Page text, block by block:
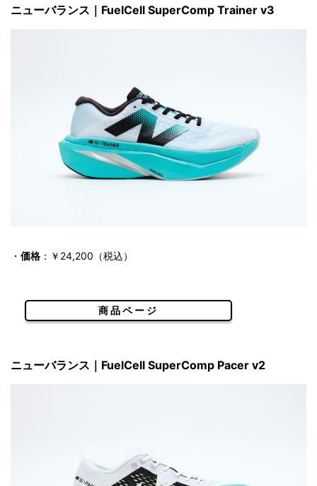
ニューバランス｜FuelCell SuperComp Trainer v3
・ 価格 ：￥24,200（税込）
商品ページ
ニューバランス｜FuelCell SuperComp Pacer v2